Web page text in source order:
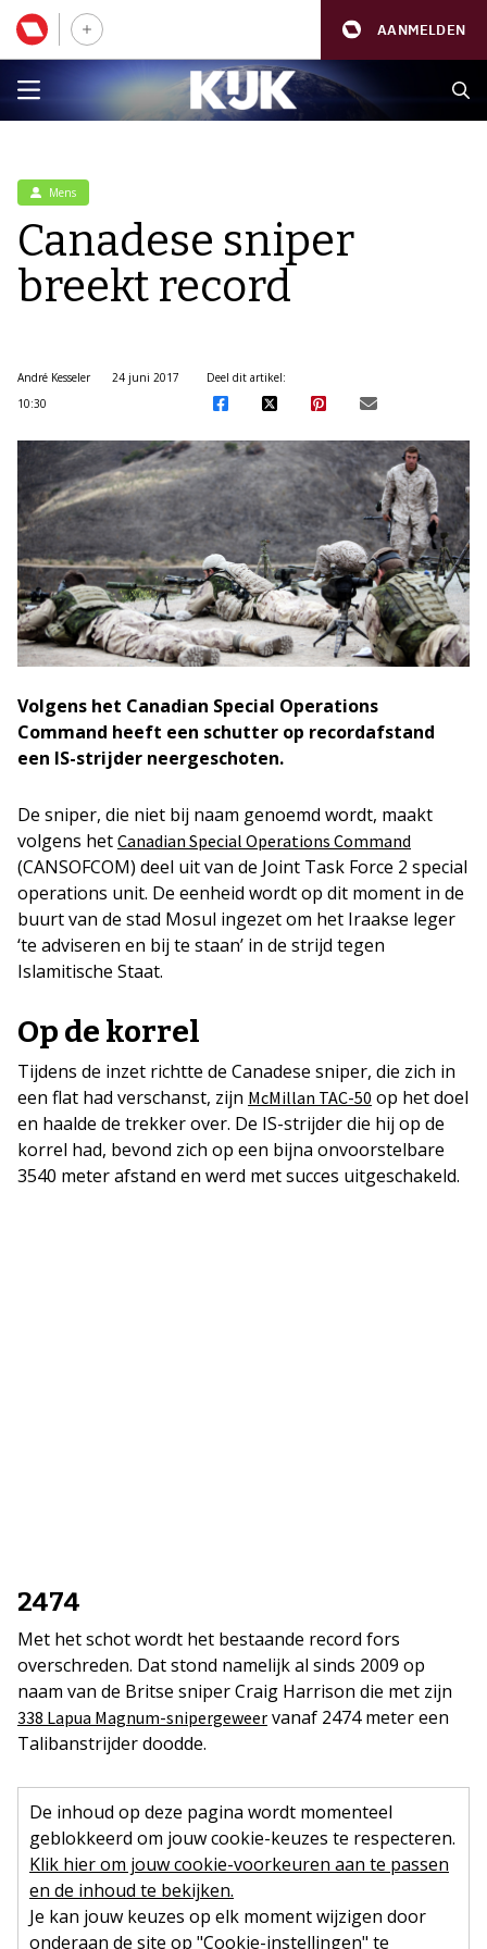
AANMELDEN
Mens
Canadese sniper
breekt record
André Kesseler
24 juni 2017
10:30
Deel dit artikel:
Volgens het Canadian Special Operations
Command heeft een schutter op recordafstand
een IS-strijder neergeschoten.
De sniper, die niet bij naam genoemd wordt, maakt
volgens het Canadian Special Operations Command
(CANSOFCOM) deel uit van de Joint Task Force 2 special
operations unit. De eenheid wordt op dit moment in de
buurt van de stad Mosul ingezet om het Iraakse leger
‘te adviseren en bij te staan’ in de strijd tegen
Islamitische Staat.
Op de korrel
Tijdens de inzet richtte de Canadese sniper, die zich in
een flat had verschanst, zijn McMillan TAC-50 op het doel
en haalde de trekker over. De IS-strijder die hij op de
korrel had, bevond zich op een bijna onvoorstelbare
3540 meter afstand en werd met succes uitgeschakeld.
2474
Met het schot wordt het bestaande record fors
overschreden. Dat stond namelijk al sinds 2009 op
naam van de Britse sniper Craig Harrison die met zijn
338 Lapua Magnum-snipergeweer vanaf 2474 meter een
Talibanstrijder doodde.
De inhoud op deze pagina wordt momenteel
geblokkeerd om jouw cookie-keuzes te respecteren.
Klik hier om jouw cookie-voorkeuren aan te passen
en de inhoud te bekijken.
Je kan jouw keuzes op elk moment wijzigen door
onderaan de site op "Cookie-instellingen" te